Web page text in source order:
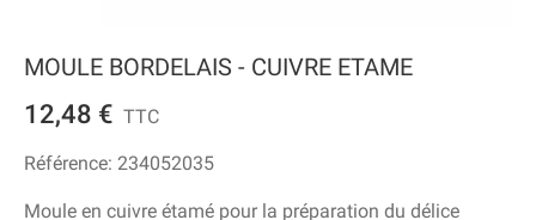
MOULE BORDELAIS - CUIVRE ETAME
12,48 € TTC
Référence: 234052035
Moule en cuivre étamé pour la préparation du délice